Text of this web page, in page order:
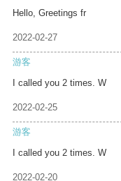
Hello, Greetings fr
2022-02-27
游客
I called you 2 times. W
2022-02-25
游客
I called you 2 times. W
2022-02-20